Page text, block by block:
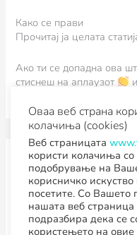
Како се прави
Прочитај ја целата
Ако ти се допадна ова
стиснеш на аплаузот
Зошто “strong” е
март 20, 2018
Оваа веб страна
колачиња (cookies)
Веб страницата
користи колачиња со
подобрување на
корисничко
посетите. Со Вашето
нашата веб страница
подразбира дека се
користењето на